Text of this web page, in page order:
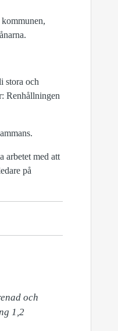
stora och
Renhållningen
arbetet med att
på
och
1,2